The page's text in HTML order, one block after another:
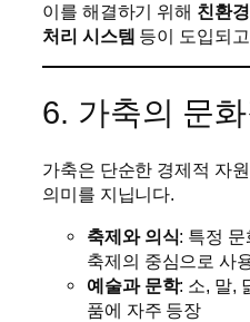
이를 해결하기 위해 친환
처리 시스템 등이 도입되
6. 가축의 문
가축은 단순한 경제적 자
의미를 지닙니다.
축제와 의식: 특정
축제의 중심으로 사
예술과 문학: 소, 말,
품에 자주 등장